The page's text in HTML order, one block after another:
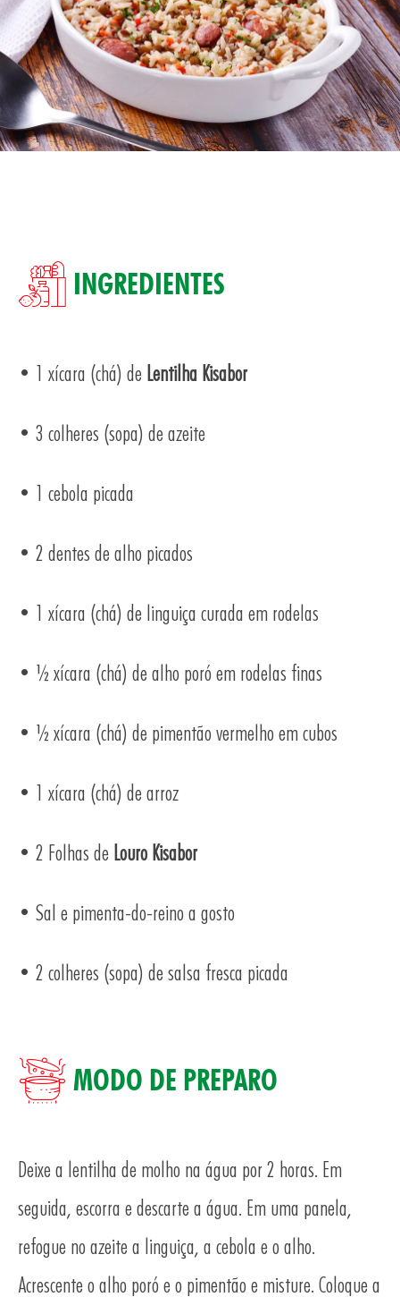
INGREDIENTES
• 1 xícara (chá) de Lentilha Kisabor
• 3 colheres (sopa) de azeite
• 1 cebola picada
• 2 dentes de alho picados
• 1 xícara (chá) de linguiça curada em rodelas
• ½ xícara (chá) de alho poró em rodelas finas
• ½ xícara (chá) de pimentão vermelho em cubos
• 1 xícara (chá) de arroz
• 2 Folhas de Louro Kisabor
• Sal e pimenta-do-reino a gosto
• 2 colheres (sopa) de salsa fresca picada
MODO DE PREPARO
Deixe a lentilha de molho na água por 2 horas. Em
seguida, escorra e descarte a água. Em uma panela,
refogue no azeite a linguiça, a cebola e o alho.
Acrescente o alho poró e o pimentão e misture. Coloque a